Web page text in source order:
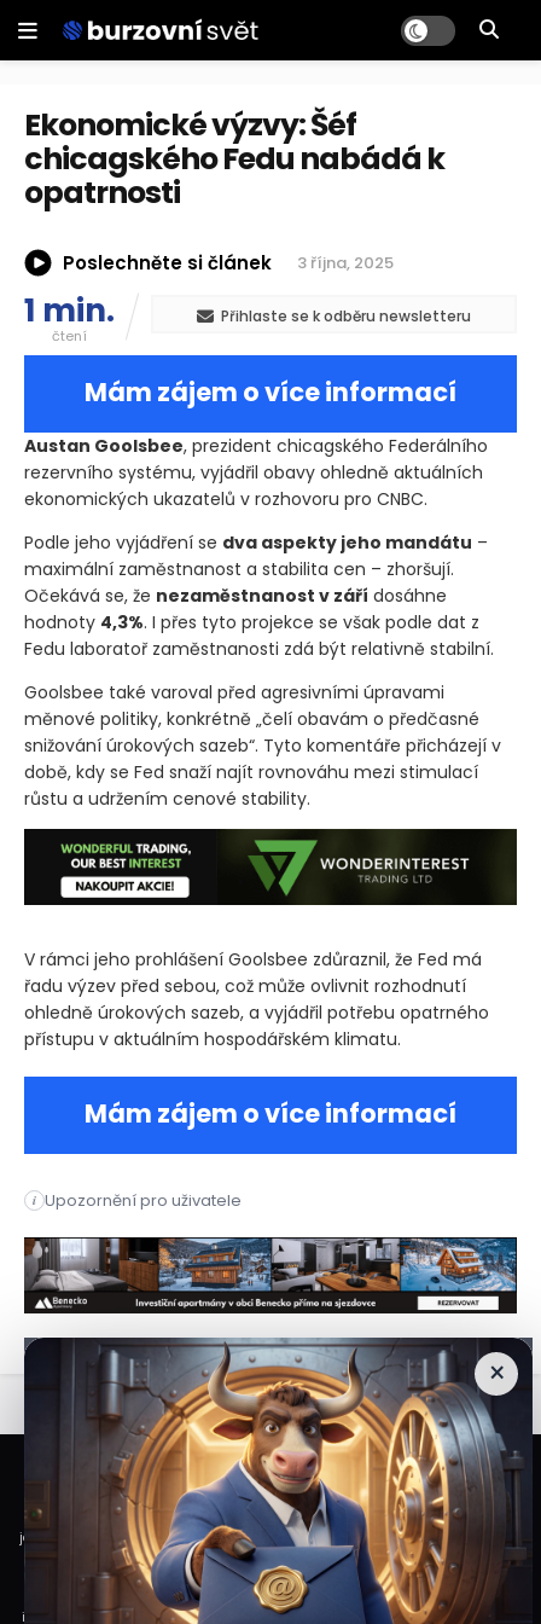
Ekonomické výzvy: Šéf
chicagského Fedu nabádá k
opatrnosti
Poslechněte si článek 3 října, 2025
1 min.
čtení
Přihlaste se k odběru newsletteru
Mám zájem o více informací
Austan Goolsbee, prezident chicagského Federálního
rezervního systému, vyjádřil obavy ohledně aktuálních
ekonomických ukazatelů v rozhovoru pro CNBC.
Podle jeho vyjádření se dva aspekty jeho mandátu –
maximální zaměstnanost a stabilita cen – zhoršují.
Očekává se, že nezaměstnanost v září dosáhne
hodnoty 4,3%. I přes tyto projekce se však podle dat z
Fedu laboratoř zaměstnanosti zdá být relativně stabilní.
Goolsbee také varoval před agresivními úpravami
měnové politiky, konkrétně „čelí obavám o předčasné
snižování úrokových sazeb“. Tyto komentáře přicházejí v
době, kdy se Fed snaží najít rovnováhu mezi stimulací
růstu a udržením cenové stability.
V rámci jeho prohlášení Goolsbee zdůraznil, že Fed má
řadu výzev před sebou, což může ovlivnit rozhodnutí
ohledně úrokových sazeb, a vyjádřil potřebu opatrného
přístupu v aktuálním hospodářském klimatu.
Mám zájem o více informací
i Upozornění pro uživatele
Austan Goolsbee, prezident chicagského Federálního
×
Veškeré informace a materiály zveřejněné na internetových stránkách
Burzovního Světa vycházejí z veřejně dostupných a důvěryhodných zdrojů. Při
jejich zpracování je postupováno s odbornou péčí a cílem poskytovat čtenářům
objektivní, aktuální a srozumitelné informace. Obsah internetových stránek
slouží výhradně k informačním a vzdělávacím účelům. Nepředstavuje
individuální investiční doporučení, investiční poradenství ani nabídku či výzvu